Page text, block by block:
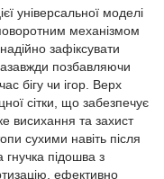
універсальної моделі
механізмом
зафіксувати
позбавляючи
бігу чи ігор. Верх
сітки, що забезпечує
висихання та захист
сухими навіть після
гнучка підошва з
ефективно